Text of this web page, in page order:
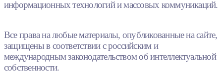
информационных технологий и массовых коммуникаций.
Все права на любые материалы, опубликованные на сайте,
защищены в соответствии с российским и
международным законодательством об интеллектуальной
собственности.